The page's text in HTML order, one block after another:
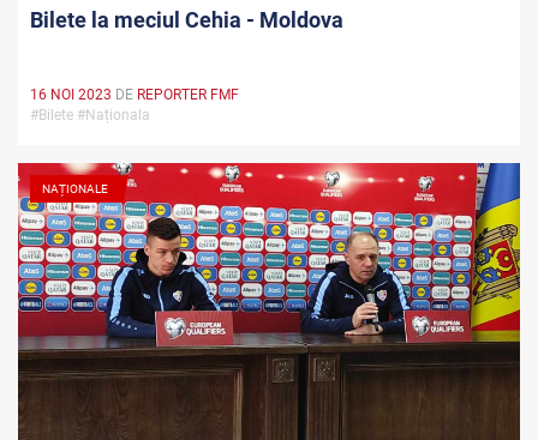
Bilete la meciul Cehia - Moldova
16 NOI 2023 DE REPORTER FMF
#Bilete #Naționala
NAȚIONALE